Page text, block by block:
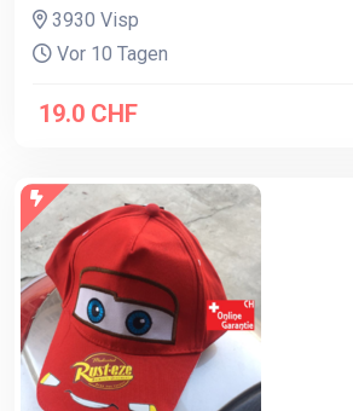
3930 Visp
Vor 10 Tagen
19.0 CHF